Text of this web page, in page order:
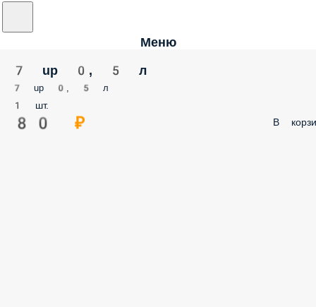
Меню
7 up 0, 5 л
7 up 0, 5 л
1 шт.
80 ₽ В